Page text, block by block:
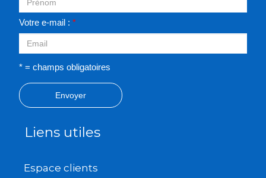
Votre e-mail : *
* = champs obligatoires
Envoyer
Liens utiles
Espace clients